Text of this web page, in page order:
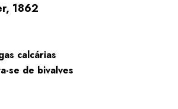
1862
calcárias
se de bivalves